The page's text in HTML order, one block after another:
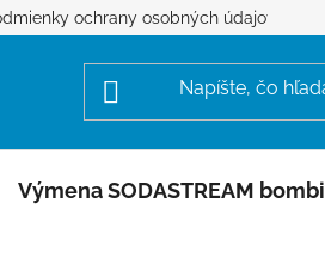
ochrany osobných údajov
Výmena SODASTREAM